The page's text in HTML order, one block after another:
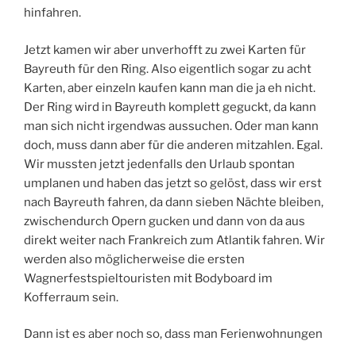
hinfahren.
Jetzt kamen wir aber unverhofft zu zwei Karten für
Bayreuth für den Ring. Also eigentlich sogar zu acht
Karten, aber einzeln kaufen kann man die ja eh nicht.
Der Ring wird in Bayreuth komplett geguckt, da kann
man sich nicht irgendwas aussuchen. Oder man kann
doch, muss dann aber für die anderen mitzahlen. Egal.
Wir mussten jetzt jedenfalls den Urlaub spontan
umplanen und haben das jetzt so gelöst, dass wir erst
nach Bayreuth fahren, da dann sieben Nächte bleiben,
zwischendurch Opern gucken und dann von da aus
direkt weiter nach Frankreich zum Atlantik fahren. Wir
werden also möglicherweise die ersten
Wagnerfestspieltouristen mit Bodyboard im
Kofferraum sein.
Dann ist es aber noch so, dass man Ferienwohnungen